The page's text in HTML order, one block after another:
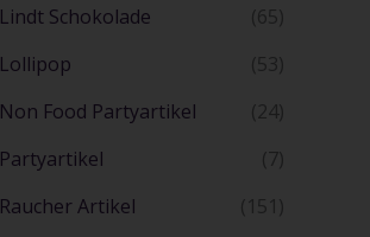
Lindt Schokolade
(65)
Lollipop
(53)
Non Food Partyartikel
(24)
Partyartikel
(7)
Raucher Artikel
(151)